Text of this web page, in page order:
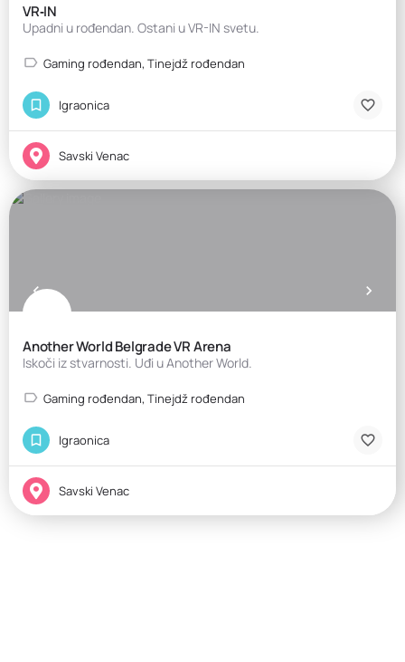
VR‑IN
Upadni u rođendan. Ostani u VR-IN svetu.
Gaming rođendan, Tinejdž rođendan
Igraonica
Savski Venac
Another World Belgrade VR Arena
Iskoči iz stvarnosti. Uđi u Another World.
Gaming rođendan, Tinejdž rođendan
Igraonica
Savski Venac